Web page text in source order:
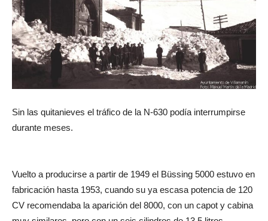
Sin las quitanieves el tráfico de la N-630 podía interrumpirse
durante meses.
Vuelto a producirse a partir de 1949 el Büssing 5000 estuvo en
fabricación hasta 1953, cuando su ya escasa potencia de 120
CV recomendaba la aparición del 8000, con un capot y cabina